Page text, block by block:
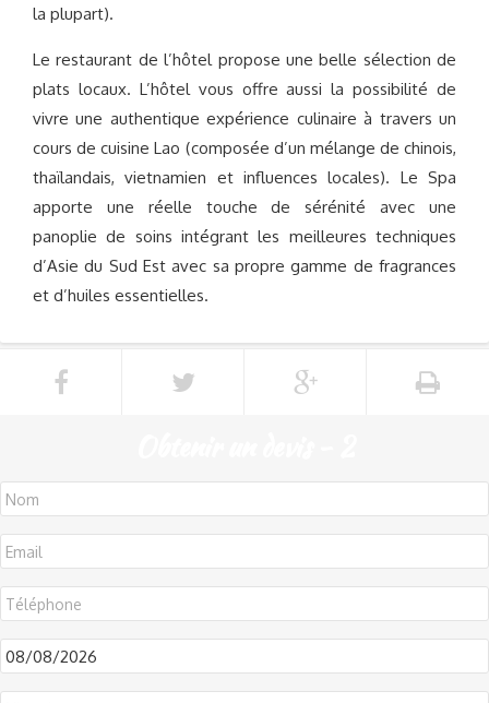
la plupart).
Le restaurant de l’hôtel propose une belle sélection de
plats locaux. L’hôtel vous offre aussi la possibilité de
vivre une authentique expérience culinaire à travers un
cours de cuisine Lao (composée d’un mélange de chinois,
thaïlandais, vietnamien et influences locales). Le Spa
apporte une réelle touche de sérénité avec une
panoplie de soins intégrant les meilleures techniques
d’Asie du Sud Est avec sa propre gamme de fragrances
et d’huiles essentielles.
DD